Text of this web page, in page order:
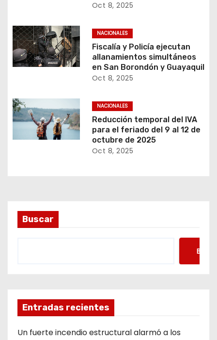
Oct 8, 2025
NACIONALES
Fiscalía y Policía ejecutan
allanamientos simultáneos
en San Borondón y Guayaquil
Oct 8, 2025
NACIONALES
Reducción temporal del IVA
para el feriado del 9 al 12 de
octubre de 2025
Oct 8, 2025
Buscar
Entradas recientes
Un fuerte incendio estructural alarmó a los